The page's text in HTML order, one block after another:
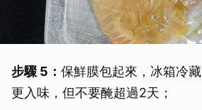
步驟 5： 保鮮膜包起來，冰箱冷
更入味，但不要醃超過2天；